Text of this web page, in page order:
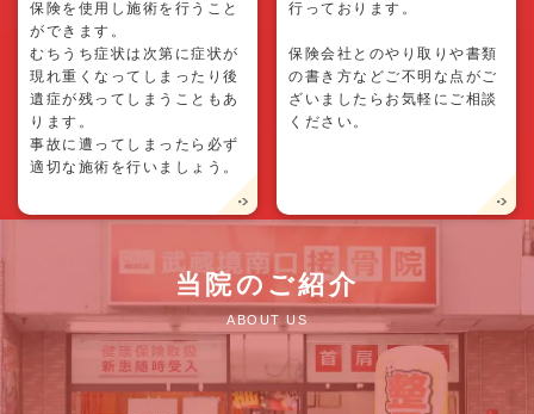
保険を使用し施術を行うこと
ができます。
むちうち症状は次第に症状が
現れ重くなってしまったり後
遺症が残ってしまうこともあ
ります。
事故に遭ってしまったら必ず
適切な施術を行いましょう。
行っております。
保険会社とのやり取りや書類
の書き方などご不明な点がご
ざいましたらお気軽にご相談
ください。
当院のご紹介
ABOUT US